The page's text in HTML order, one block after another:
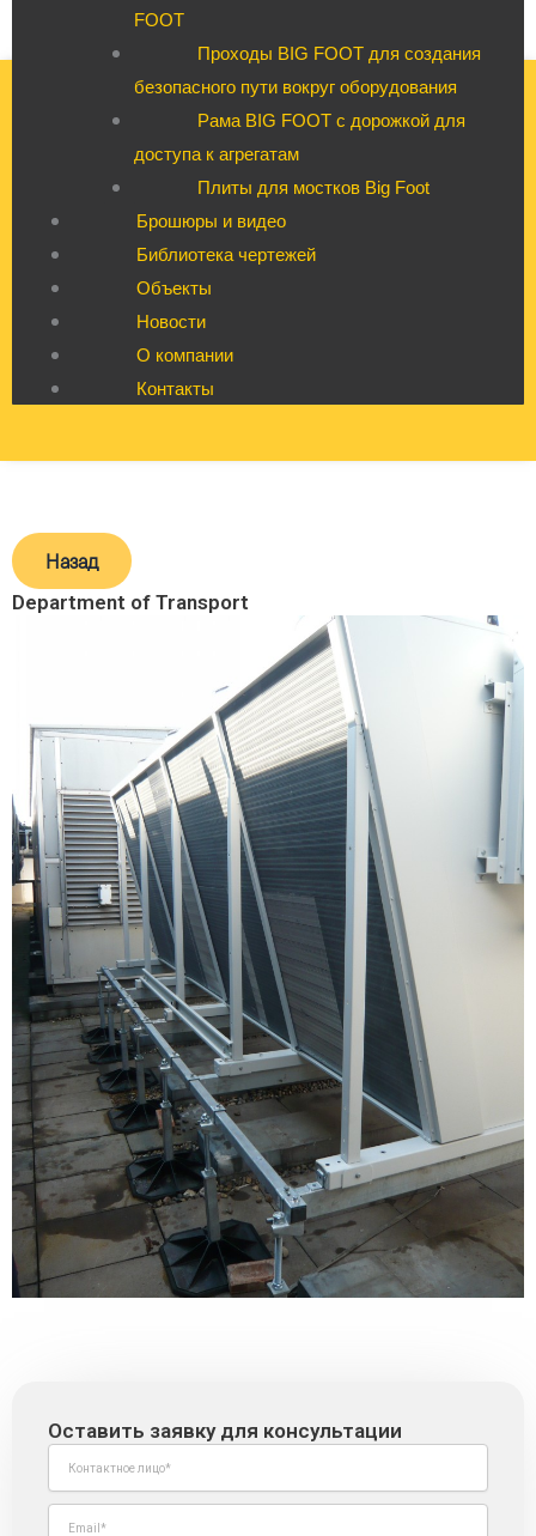
FOOT
Проходы BIG FOOT для создания
безопасного пути вокруг оборудования
Рама BIG FOOT с дорожкой для
доступа к агрегатам
Плиты для мостков Big Foot
Брошюры и видео
Библиотека чертежей
Объекты
Новости
О компании
Контакты
Назад
Department of Transport
Оставить заявку для консультации
m